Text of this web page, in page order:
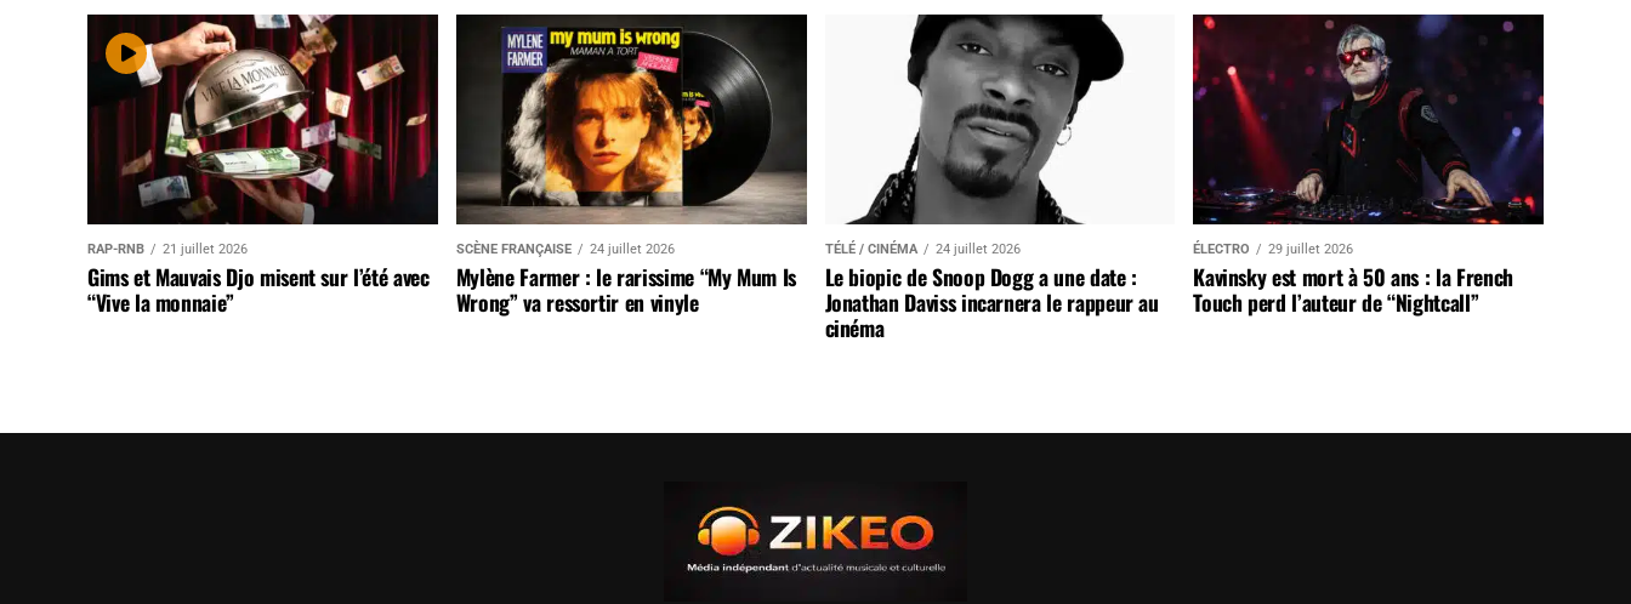
RAP-RNB 21 juillet 2026
Gims et Mauvais Djo misent sur l’été avec
“Vive la monnaie”
SCÈNE FRANÇAISE 24 juillet 2026
Mylène Farmer : le rarissime “My Mum Is
Wrong” va ressortir en vinyle
TÉLÉ / CINÉMA 24 juillet 2026
Le biopic de Snoop Dogg a une date :
Jonathan Daviss incarnera le rappeur au
cinéma
ÉLECTRO 29 juillet 2026
Kavinsky est mort à 50 ans : la French
Touch perd l’auteur de “Nightcall”